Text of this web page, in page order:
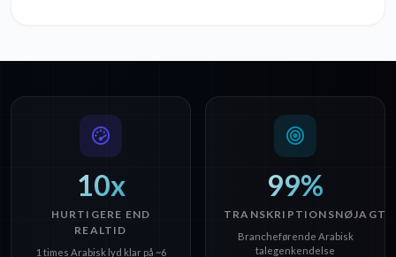
10x
HURTIGERE END
REALTID
1 times Arabisk lyd klar på ~6
99%
Brancheførende Arabisk
talegenkendelse